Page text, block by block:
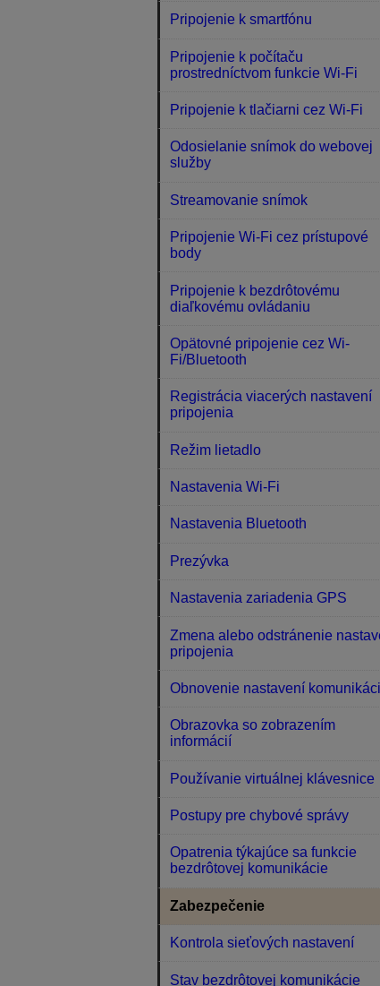
Pripojenie k smartfónu
Pripojenie k počítaču
prostredníctvom funkcie Wi-Fi
Pripojenie k tlačiarni cez Wi-Fi
Odosielanie snímok do webovej
služby
Streamovanie snímok
Pripojenie Wi-Fi cez prístupové
body
Pripojenie k bezdrôtovému
diaľkovému ovládaniu
Opätovné pripojenie cez Wi-
Fi/Bluetooth
Registrácia viacerých nastavení
pripojenia
Režim lietadlo
Nastavenia Wi-Fi
Nastavenia Bluetooth
Prezývka
Nastavenia zariadenia GPS
Zmena alebo odstránenie
pripojenia
Obnovenie nastavení
Obrazovka so zobrazením
informácií
Používanie virtuálnej klávesnice
Postupy pre chybové správy
Opatrenia týkajúce sa funkcie
bezdrôtovej komunikácie
Zabezpečenie
Kontrola sieťových nastavení
Stav bezdrôtovej komunikácie